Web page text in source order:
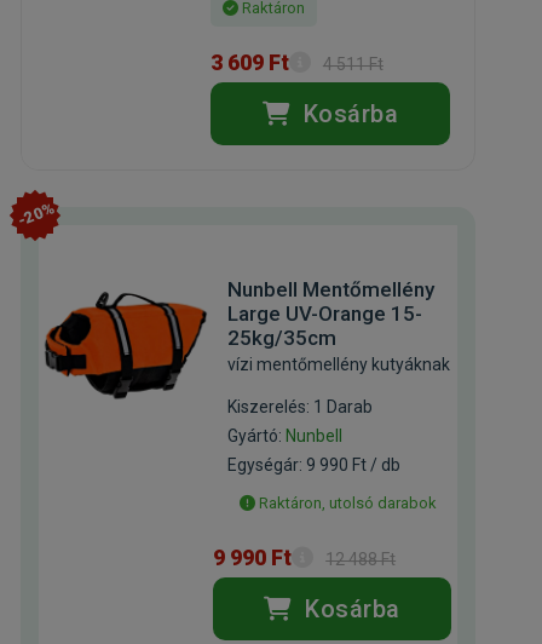
Raktáron
3 609 Ft 4 511 Ft
Kosárba
-20%
Nunbell Mentőmellény
Large UV-Orange 15-
25kg/35cm
vízi mentőmellény kutyáknak
Kiszerelés: 1 Darab
Gyártó: Nunbell
Egységár: 9 990 Ft / db
Raktáron, utolsó darabok
9 990 Ft 12 488 Ft
Kosárba